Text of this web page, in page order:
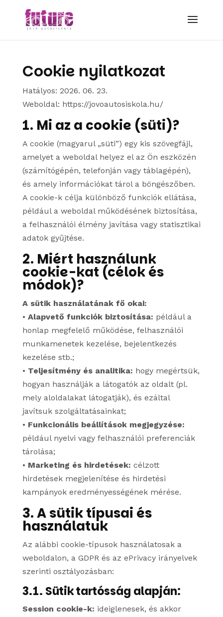
Cookie nyilatkozat
Hatályos: 2026. 06. 23.
Weboldal: https://jovoautosiskola.hu/
1. Mi az a cookie (süti)?
A cookie (magyarul „süti”) egy kis szövegfájl,
amelyet a weboldal helyez el az Ön eszközén
(számítógépén, telefonján vagy táblagépén),
és amely információkat tárol a böngészőben.
A cookie-k célja különböző funkciók ellátása,
például a weboldal működésének biztosítása,
a felhasználói élmény javítása vagy statisztikai
adatok gyűjtése.
2. Miért használunk
cookie-kat (célok és
módok)?
A sütik használatának fő okai:
• Alapvető funkciók biztosítása: például a
honlap megfelelő működése, felhasználói
munkamenetek kezelése, bejelentkezés
kezelése stb.;
• Teljesítmény és analitika: hogy megértsük,
hogyan használják a látogatók az oldalt (pl.
mely aloldalakat látogatják), és ezáltal
javítsuk szolgáltatásainkat;
• Funkcionális beállítások megjegyzése:
például nyelvi vagy felhasználói preferenciák
tárolása;
• Marketing és hirdetések: célzott
hirdetések megjelenítése és hirdetési
kampányok eredményességének mérése.
3. A sütik típusai és
használatuk
Az alábbi cookie-típusok használatosak a
weboldalon, a GDPR és az ePrivacy irányelvek
szerinti osztályozásban:
3.1. Sütik tartósság alapján:
Session cookie-k: ideiglenesek, és akkor